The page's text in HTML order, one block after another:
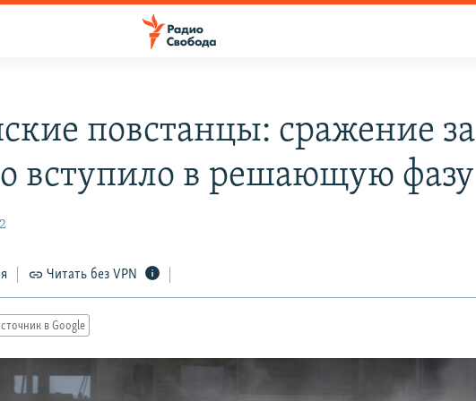
повстанцы: сражение за
вступило в решающую фазу
Читать без VPN
в Google